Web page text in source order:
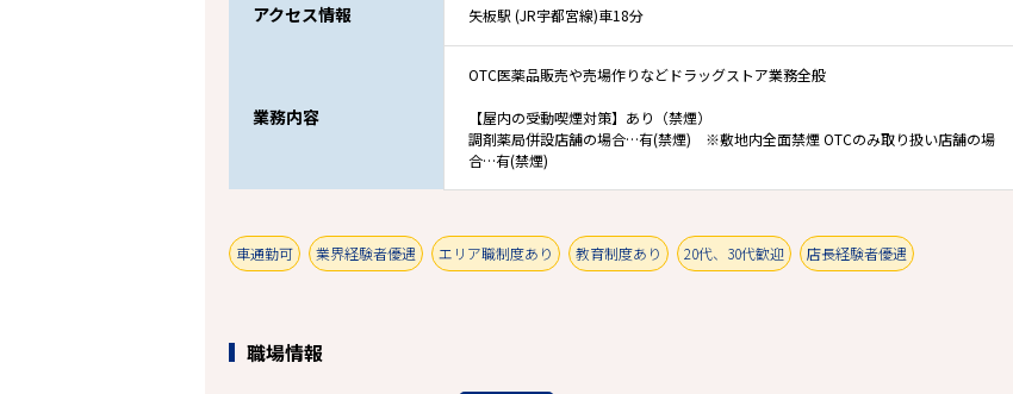
アクセス情報 矢板駅 (JR宇都宮線)車18分
業務内容
OTC医薬品販売や売場作りなどドラッグストア業務全般
【屋内の受動喫煙対策】あり（禁煙）
調剤薬局併設店舗の場合…有(禁煙) ※敷地内全面禁煙 OTCのみ取り扱い店舗の場
合…有(禁煙)
車通勤可 業界経験者優遇 エリア職制度あり 教育制度あり 20代、30代歓迎 店長経験者優遇
職場情報